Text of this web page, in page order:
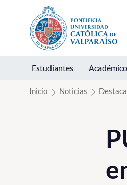
Click acá para ir directamente al
Estudiantes
Inicio Noticias